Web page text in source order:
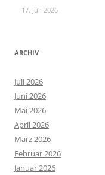
17. Juli 2026
ARCHIV
Juli 2026
Juni 2026
Mai 2026
April 2026
März 2026
Februar 2026
Januar 2026